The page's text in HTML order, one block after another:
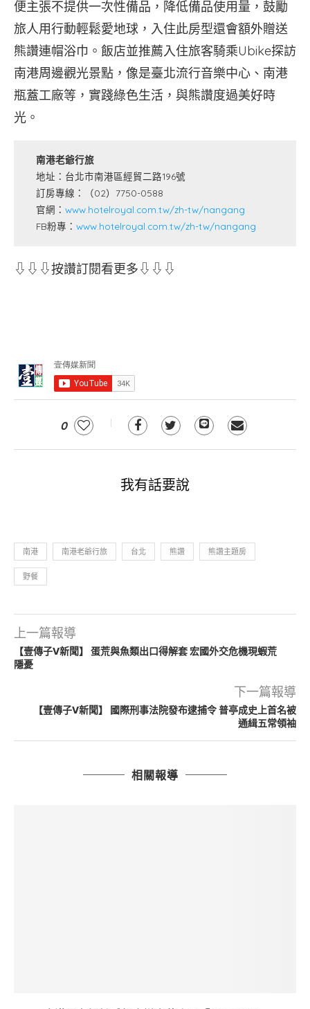
便主張不提供一次性備品，降低備品使用量，鼓勵
旅人用行動輕鬆愛地球，入住此房型還會額外贈送
熊讚連帽浴巾。飯店並推薦入住旅客騎乘Ubike探訪
南港周邊觀光景點，像是臺北流行音樂中心、南港
瓶蓋工廠等，實踐綠色生活，與熊讚度過美好時
光。
南港老爺行旅
地址：台北市南港區經貿二路196號
訂房專線：（02）7750-0588
官網：www.hotelroyal.com.tw/zh-tw/nangang
FB粉專：www.hotelroyal.com.tw/zh-tw/nangang
⇩⇩⇩按讚訂閱看更多⇩⇩⇩
0
我有話要說
南港 南港老爺行旅 台北 熊讚 熊讚主題房
野餐
上一篇報導
【壹傳子V新聞】 蛋荒與魚類出口得解套 宏國外交危機現蝦荒
隱憂
下一篇報導
【壹傳子V新聞】 國際刑事法院發布逮捕令 普亭成史上首名被
通緝五常領袖
相關報導